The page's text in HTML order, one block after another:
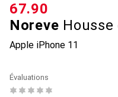
Noreve
Apple iPhone 11
CHF
67.90
Évaluations